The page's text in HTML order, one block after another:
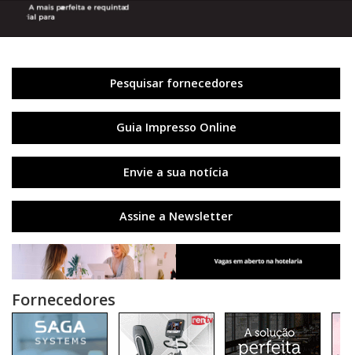
Pesquisar fornecedores
Guia Impresso Online
Envie a sua notícia
Assine a Newsletter
Fornecedores